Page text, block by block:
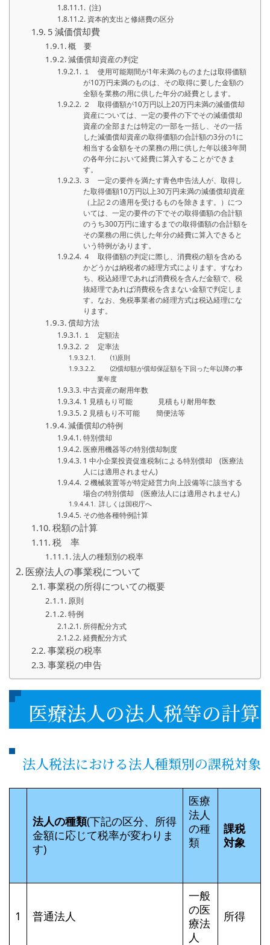
(注)
資本的支出と修繕費の区分
5 減価償却費
概 要
減価償却資産の判定
１ 使用可能期間が1年未満のものまたは取得価額
が10万円未満のものは、その取得に要した金額の
全額を業務の用に供した年分の経費とします。
２ 取得価額が10万円以上20万円未満の減価償却
資産については、一定の要件の下でその減価償却
資産の全部または特定の一部を一括し、その一括
した減価償却資産の取得価額の合計額の3分の1に
相当する金額をその業務の用に供した年以後3年間
の各年分において経費に算入することができま
す。
３ 一定の要件を満たす青色申告法人が、取得し
た取得価額10万円以上30万円未満の減価償却資産
（上記２の適用を受けるものを除きます。）につ
いては、一定の要件の下でその取得価額の合計額
のうち300万円に達するまでの取得価額の合計額を
その業務の用に供した年分の経費に算入できると
いう特例があります。
４ 取得価額の判定に際し、消費税の額を含める
かどうかは納税者の経理方式によります。すなわ
ち、税込経理であれば消費税を含んだ金額で、税
抜経理であれば消費税を含まない金額で判定しま
す。なお、免税事業者の経理方式は税込経理にな
ります。
償却方法
１ 定額法
２ 定率法
⑴原則
⑵償却額が償却保証額を下回った年以降の事
業年度
中古資産の耐用年数
1 見積もり可能 見積もり耐用年数
2 見積もり不可能 簡便法等
減価償却の特例
特別償却
医療用機器等の特別償却制度
1 中小企業投資促進税制による特別償却 (医療法
人には適用されません)
２機械装置等が特定経営力向上設備等に該当する
場合の特別償却 (医療法人には適用されません)
詳しくは国税庁へ
その他各種特例計算
税額の計算
税 率
法人の種類別の税率
医療法人の事業税について
事業税の所得についての概要
原則
特例
所得配分方式
経費配分方式
事業税の税率
事業税の申告
医療法人の法人税等の計算
法人税法における法人種類別の課税対象
法人の種類(下記の区分、所得
金額に応じて税率が変わりま
す)
医療
法人
の種
類
課税
対象
1 普通法人
一般
の医
療法
人
所得